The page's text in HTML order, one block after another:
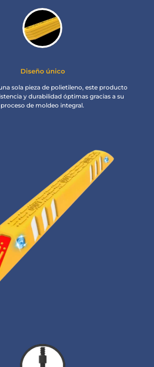
Diseño único
sola pieza de polietileno, este producto
y durabilidad óptimas gracias a su
proceso de moldeo integral.